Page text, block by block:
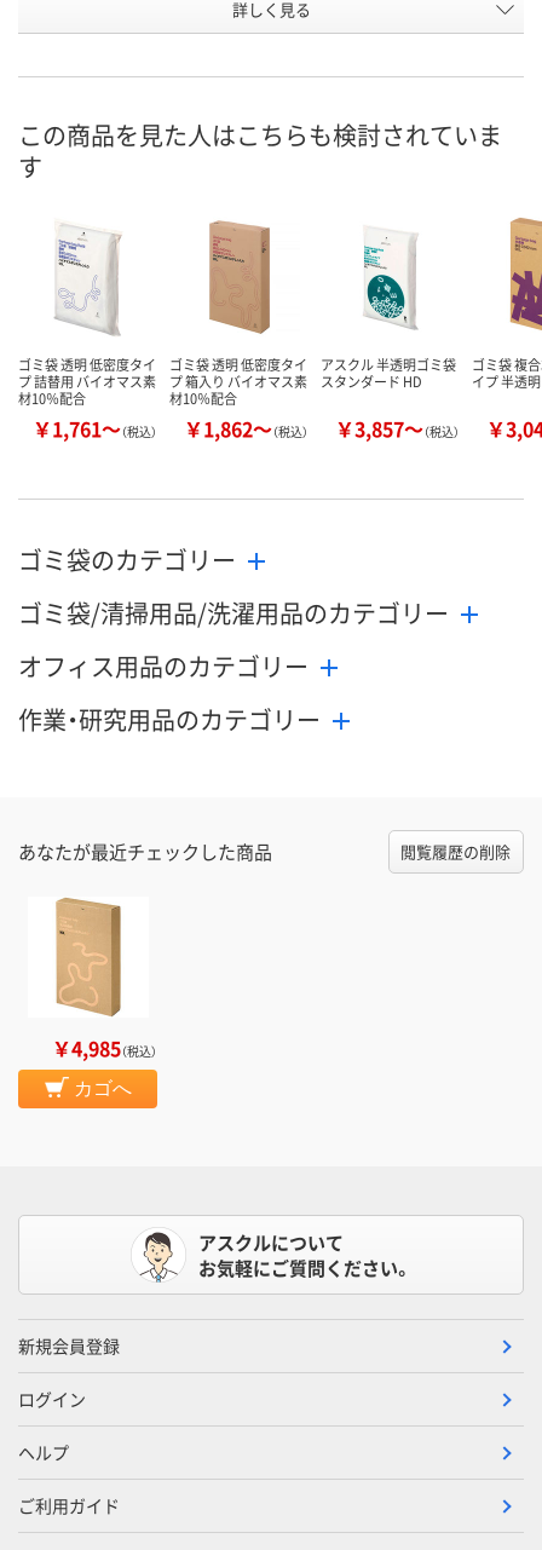
P233750 J979840
8月9日（日）
カゴへ カゴへ カ
詳しく見る
この商品を見た人はこちらも検討されていま
す
ゴミ袋 透明 低密度タイ
プ 詰替用 バイオマス素
材10％配合
￥1,761～（税込）
ゴミ袋 透明 低密度タイ
プ 箱入り バイオマス素
材10％配合
￥1,862～（税込）
アスクル 半透明ゴミ袋
スタンダード HD
￥3,857～（税込）
ゴミ袋 複
イプ 半透明
￥
ゴミ袋のカテゴリー
ゴミ袋/清掃用品/洗濯用品のカテゴリー
オフィス用品のカテゴリー
作業・研究用品のカテゴリー
あなたが最近チェックした商品 閲覧履歴の削除
￥4,985（税込）
カゴへ
アスクルについて
お気軽にご質問ください。
新規会員登録
ログイン
ヘルプ
ご利用ガイド